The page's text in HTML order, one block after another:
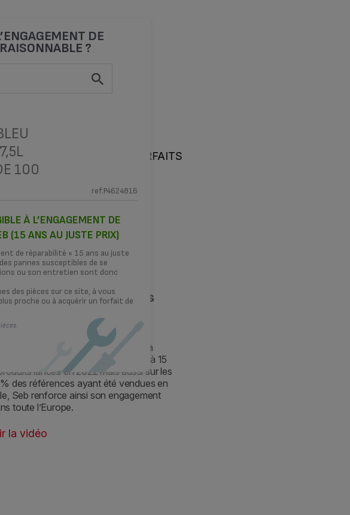
DE
?
100
ref:P4624816
À L’ENGAGEMENT DE
(15 ANS AU JUSTE PRIX)
de réparabilité « 15 ans au juste
pannes susceptibles de se
ou son entretien sont donc
des pièces sur ce site, à vous
proche ou à acquérir un forfait de
FORFAITS
QUOI
?
de réparabilité 15 ans
prix ?
accentue sa position en faveur de la
la disponibilité des pièces de 10 à 15
lancés en 2022 mais aussi sur les
des références ayant été vendues en
Seb renforce ainsi son engagement
toute l’Europe.